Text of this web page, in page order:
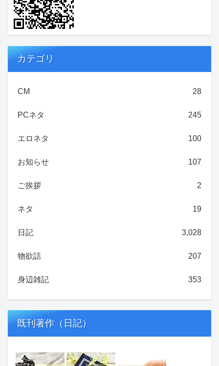
カテゴリ
CM 28
PCネタ 245
エロネタ 100
お知らせ 107
ご挨拶 2
ネタ 19
日記 3,028
物欲話 207
身辺雑記 353
既刊著作（日記）